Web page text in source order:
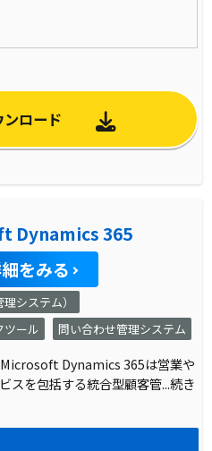
ロード
Dynamics 365
をみる
システム）
ツール
問い合わせ管理システム
Dynamics 365は営業や
スを包括する統合型顧客管...続き